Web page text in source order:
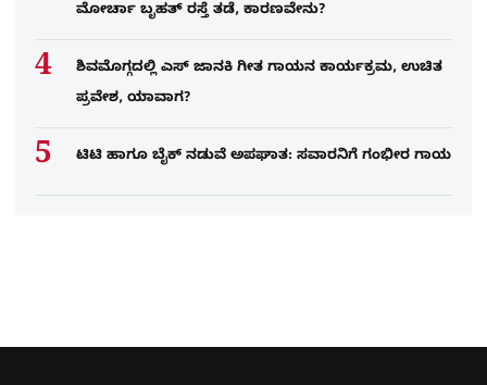
ಮೋರ್ಚಾ ಬೃಹತ್ ರಸ್ತೆ ತಡೆ, ಕಾರಣವೇನು?
ಶಿವಮೊಗ್ಗದಲ್ಲಿ ಎಸ್​ ಜಾನಕಿ ಗೀತ ಗಾಯನ ಕಾರ್ಯಕ್ರಮ, ಉಚಿತ
ಪ್ರವೇಶ, ಯಾವಾಗ?
ಟಿಟಿ ಹಾಗೂ ಬೈಕ್ ನಡುವೆ ಅಪಘಾತ: ಸವಾರನಿಗೆ ಗಂಭೀರ ಗಾಯ